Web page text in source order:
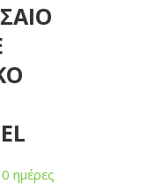
ημέρες